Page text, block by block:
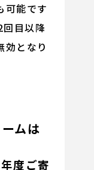
可能です
目以降
効となり
ムは
度ご寄